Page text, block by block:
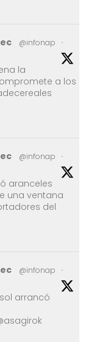
@infonap
·
la
a los
@infonap
·
aranceles
una ventana
del
@infonap
·
arrancó